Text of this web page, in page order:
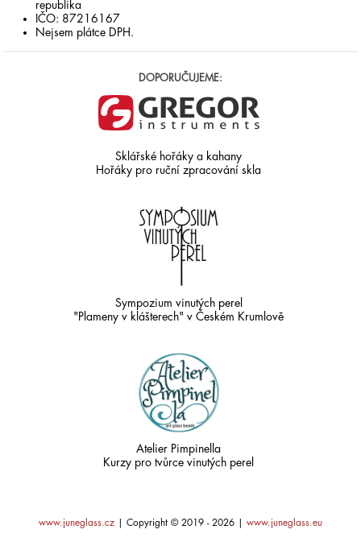
republika
IČO: 87216167
Nejsem plátce DPH.
DOPORUČUJEME:
Sklářské hořáky a kahany
Hořáky pro ruční zpracování skla
Sympozium vinutých perel
"Plameny v klášterech" v Českém Krumlově
Atelier Pimpinella
Kurzy pro tvůrce vinutých perel
www.juneglass.cz Copyright © 2019 - 2026 www.juneglass.eu